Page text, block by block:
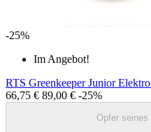
-25%
Im Angebot!
RTS Greenkeeper Junior
66,75 € 89,00 € -25%
Opfer seines